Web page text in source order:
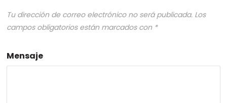
Tu dirección de correo electrónico no será publicada. Los
campos obligatorios están marcados con *
Mensaje